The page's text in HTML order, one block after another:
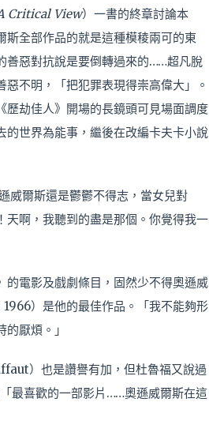
Critical View）一書的終章討論本
全部作品的就是這種模稜兩可的東
善惡對抗說是要倒轉過來的……超凡脫
不明，「把犯罪表現得崇高偉大」。
劫佳人》開場的長鏡頭可見場面調度
的世界為能事，繼後在改編卡夫卡小說
威爾斯還是鬱鬱不得志，當女兒對
天啊，我聽到的盡是那個。你覺得我一
的電影及戲劇條目，固然少不得奧遜威
1966）是他的最佳作品。「我不能夠形
厭煩。」
）也是讚譽有加，但杜魯福又說過
最喜歡的一部影片……奧遜威爾斯在這